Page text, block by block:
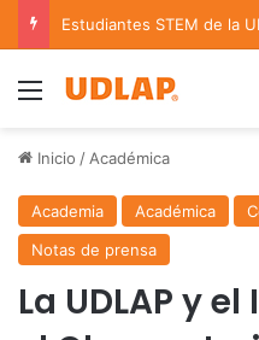
Menu
Inicio / Académica
Academia Académica
Notas de prensa
La UDLAP y